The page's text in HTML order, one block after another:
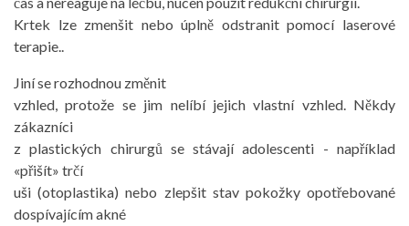
Krtek lze zmenšit nebo úplně odstranit pomocí laserové
terapie..
Jiní se rozhodnou změnit
vzhled, protože se jim nelíbí jejich vlastní vzhled. Někdy
zákazníci
z plastických chirurgů se stávají adolescenti - například
«přišít» trčí
uši (otoplastika) nebo zlepšit stav pokožky opotřebované
dospívajícím akné